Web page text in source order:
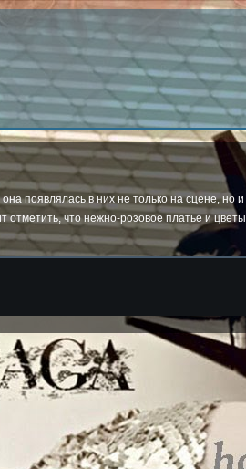
появлялась в них не только на сцене, но и
что нежно-розовое платье и цветы